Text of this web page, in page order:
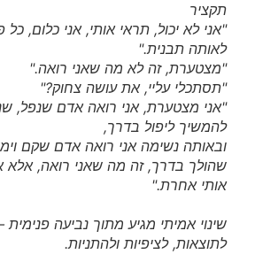
תקציר
"אני לא יכול, תראי אותי, אני כלום, כל
לאותה תבנית."
"מצטערת, זה לא מה שאני רואה."
"תסתכלי עליי, את עושה צחוק?"
"אני מצטערת, אני רואה אדם שנפל,
להמשיך ליפול בדרך,
ובאותה נשימה אני רואה אדם שקם
שהולך בדרך, זה מה שאני רואה, אלא
אותי אחרת."
שינוי אמיתי מגיע מתוך נביעה
לתוצאות, לציפיות ולהתניות.